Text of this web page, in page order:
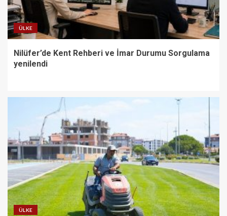
ÜLKE
Nilüfer’de Kent Rehberi ve İmar Durumu Sorgulama
yenilendi
ÜLKE